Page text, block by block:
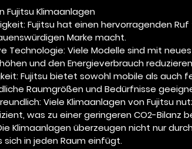
Fujitsu Klimaanlagen
Fujitsu hat einen hervorragenden
Marke macht.
Technologie: Viele Modelle sind mit
und den Energieverbrauch
Fujitsu bietet sowohl mobile als auch
Raumgrößen und Bedürfnisse
Viele Klimaanlagen von Fujitsu
was zu einer geringeren CO2-Bilanz
Klimaanlagen überzeugen nicht nur
sich in jeden Raum einfügt.